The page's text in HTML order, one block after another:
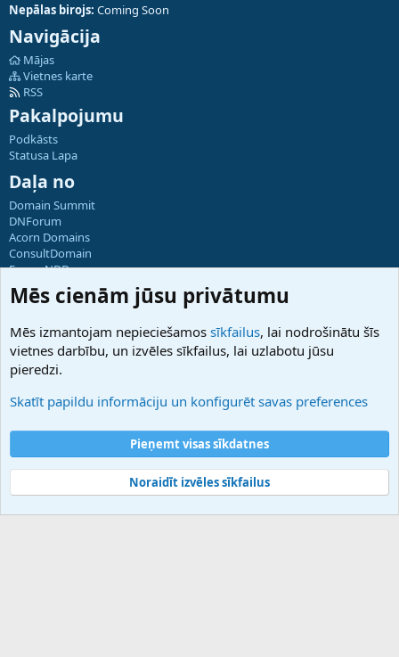
Nepālas birojs: Coming Soon
Navigācija
Mājas
Vietnes karte
RSS
Pakalpojumu
Podkāsts
Statusa Lapa
Daļa no
Domain Summit
DNForum
Acorn Domains
ConsultDomain
ForumNDD
Domainforum.ro
27.be
Hostmaria
Atbalsts
Palīdzība
Noteikumi un nosacījumi
Privātuma politika
Community platform by XenForo® © 2010-2025 XenForo Ltd.
Mēs cienām jūsu privātumu
Mēs izmantojam nepieciešamos sīkfailus, lai nodrošinātu šīs
vietnes darbību, un izvēles sīkfailus, lai uzlabotu jūsu
pieredzi.
Skatīt papildu informāciju un konfigurēt savas preferences
Pieņemt visas sīkdatnes
Noraidīt izvēles sīkfailus